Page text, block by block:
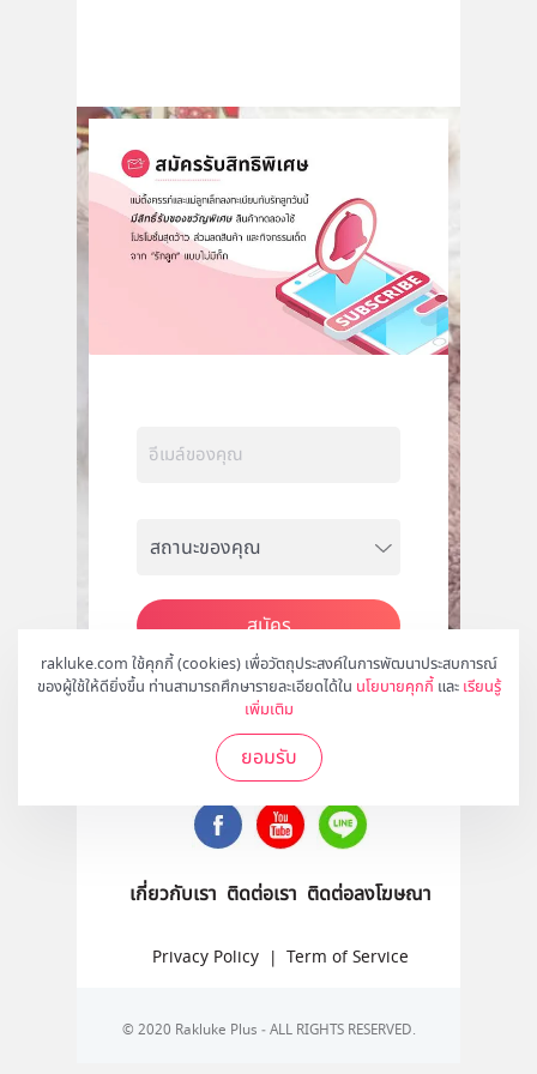
rakluke.com ใช้คุกกี้ (cookies) เพื่อวัตถุประสงค์ในการพัฒนาประสบการณ์
ของผู้ใช้ให้ดียิ่งขึ้น ท่านสามารถศึกษารายละเอียดได้ใน นโยบายคุกกี้ และ เรียนรู้
เพิ่มเติม
ยอมรับ
สมัคร
ติดตามเราได้ที่
เกี่ยวกับเรา ติดต่อเรา ติดต่อลงโฆษณา
Privacy Policy | Term of Service
© 2020 Rakluke Plus - ALL RIGHTS RESERVED.